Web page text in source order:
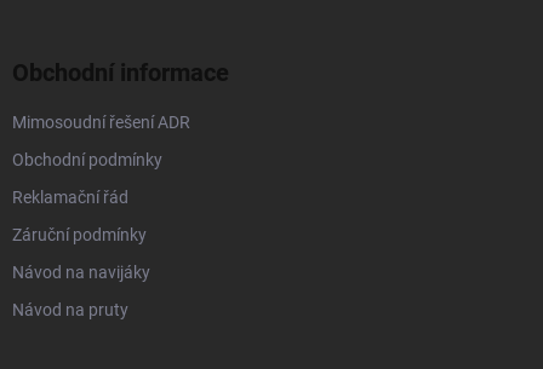
Obchodní informace
Mimosoudní řešení ADR
Obchodní podmínky
Reklamační řád
Záruční podmínky
Návod na navijáky
Návod na pruty